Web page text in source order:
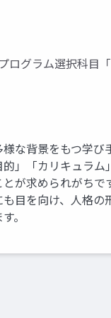
ログラム選択科目
様な背景をもつ学
」「カリキュラ
が求められがち
目を向け、人格
。